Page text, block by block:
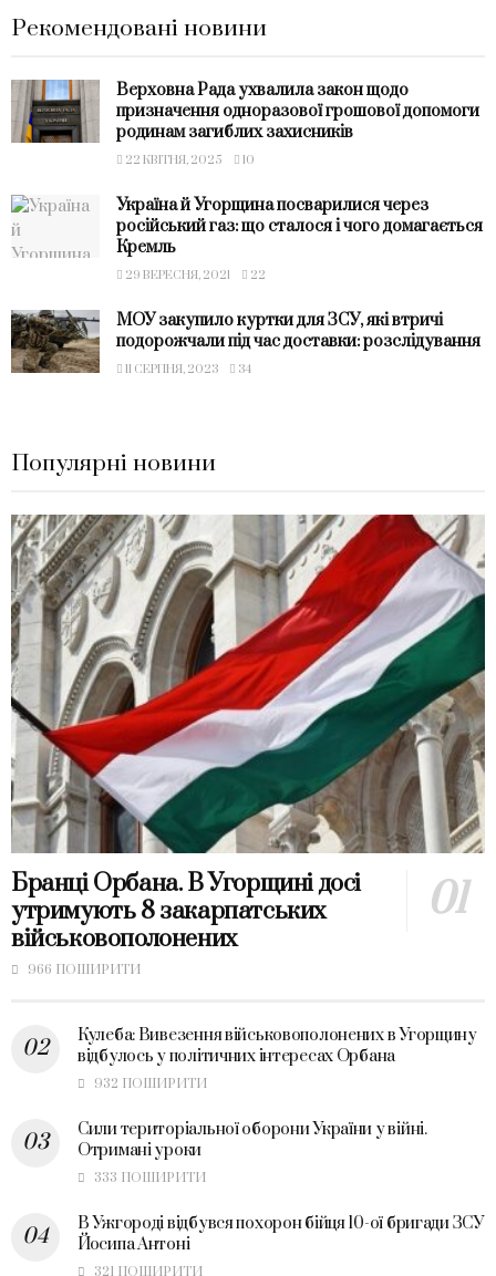
Рекомендовані новини
Верховна Рада ухвалила закон щодо
призначення одноразової грошової допомоги
родинам загиблих захисників
22 КВІТНЯ, 2025 10
Україна й Угорщина посварилися через
російський газ: що сталося і чого домагається
Кремль
29 ВЕРЕСНЯ, 2021 22
МОУ закупило куртки для ЗСУ, які втричі
подорожчали під час доставки: розслідування
11 СЕРПНЯ, 2023 34
Популярні новини
Бранці Орбана. В Угорщині досі
утримують 8 закарпатських
військовополонених
966 ПОШИРИТИ
Кулеба: Вивезення військовополонених в Угорщину
відбулось у політичних інтересах Орбана
932 ПОШИРИТИ
Сили територіальної оборони України у війні.
Отримані уроки
333 ПОШИРИТИ
В Ужгороді відбувся похорон бійця 10-ої бригади ЗСУ
Йосипа Антоні
321 ПОШИРИТИ